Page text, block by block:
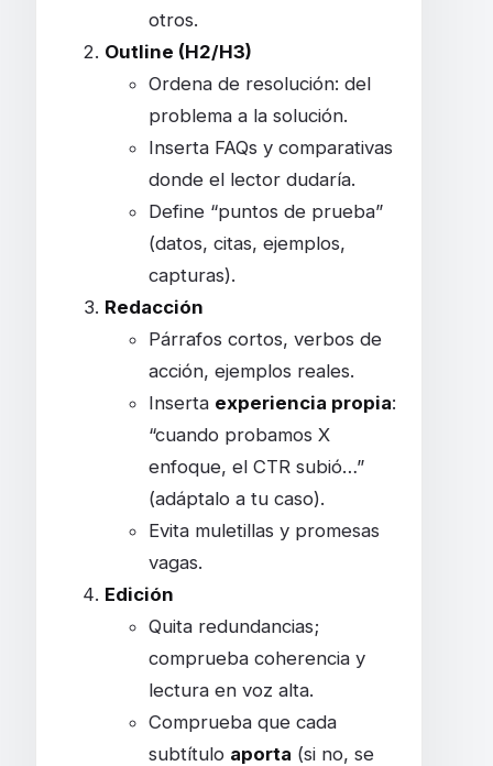
otros.
Outline (H2/H3)
Ordena de resolución: del
problema a la solución.
Inserta FAQs y comparativas
donde el lector dudaría.
Define “puntos de prueba”
(datos, citas, ejemplos,
capturas).
Redacción
Párrafos cortos, verbos de
acción, ejemplos reales.
Inserta experiencia propia:
“cuando probamos X
enfoque, el CTR subió…”
(adáptalo a tu caso).
Evita muletillas y promesas
vagas.
Edición
Quita redundancias;
comprueba coherencia y
lectura en voz alta.
Comprueba que cada
subtítulo aporta (si no, se